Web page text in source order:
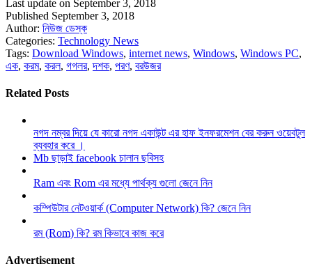
Last update on September 3, 2018
Published September 3, 2018
Author: নিউজ ডেস্ক
Categories: Technology News
Tags: Download Windows, internet news, Windows, Windows PC,
এক, করম, করল, গগলর,দশক, পরণ, বরউজর
Related Posts
নগদ নম্বর দিয়ে যে কারো নগদ একাউন্ট এর হাফ ইনফরমেশন বের করুন ওয়েবটুল
ব্যবহার করে ।
Mb ছাড়াই facebook চালান ছবিসহ
Ram এবং Rom এর মধ্যে পার্থক্য গুলো জেনে নিন
কম্পিউটার নেটওয়ার্ক (Computer Network) কি? জেনে নিন
রম (Rom) কি? রম কিভাবে কাজ করে
Advertisement